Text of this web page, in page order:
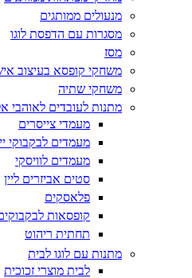
מנעולים ממותגים
מסגרות עם הדפסת לוגו
מסז
משחקי קופסא בעיצוב
משחקי שתיה
מתנות לעובדים לאוהבי
מעמדי צייסרים
מעמדים לבקבוקי
מעמדים לוויסקי
סטים אביזרים ליין
פלאסקים
קופסאות
תחתית ריהוט
מתנות עם לוגו לבית
לבית מוצרי זכוכית